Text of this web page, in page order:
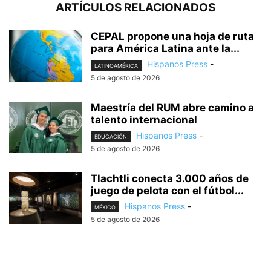
ARTÍCULOS RELACIONADOS
CEPAL propone una hoja de ruta
para América Latina ante la...
LATINOAMÉRICA Hispanos Press -
5 de agosto de 2026
Maestría del RUM abre camino a
talento internacional
EDUCACIÓN Hispanos Press -
5 de agosto de 2026
Tlachtli conecta 3.000 años de
juego de pelota con el fútbol...
MÉXICO Hispanos Press -
5 de agosto de 2026